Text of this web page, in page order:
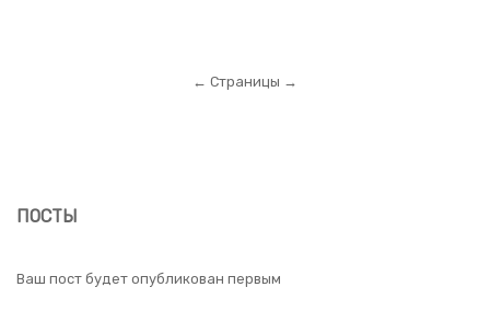
← Страницы →
ПОСТЫ
Ваш пост будет опубликован первым